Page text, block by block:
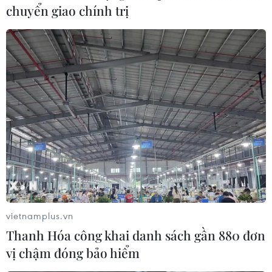
anh sinh ra tại Bắc Ninh, tuổi thơ gắn bó với
hình ảnh liền anh liền chị ngân nga khúc hát
giao duyên trong những ngày lễ tháng Giêng.
Làn điệu dân ca quê hương là cảm hứng để anh
sáng tác bài hát.
Mới đây, doanh nhân-ca sỹ Tuấn Cường ra mắt
MV“Gia đình đoàn viên”(sáng tác của nhạc sỹ
Tuấn Hồ) như món quà ý nghĩa gửi tặng khán
giả chào đón năm mới.
chuyển giao chính trị
vietnamplus.vn
Thanh Hóa công khai danh sách gần 880 đơn
vị chậm đóng bảo hiểm